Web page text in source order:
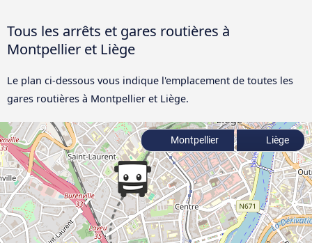
Tous les arrêts et gares routières à
Montpellier et Liège
Le plan ci-dessous vous indique l'emplacement de toutes les
gares routières à Montpellier et Liège.
Montpellier Liège